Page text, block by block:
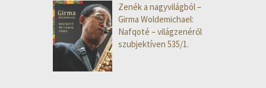
Zenék a nagyvilágból –
Girma Woldemichael:
Nafqoté – világzenéről
szubjektíven 535/1.